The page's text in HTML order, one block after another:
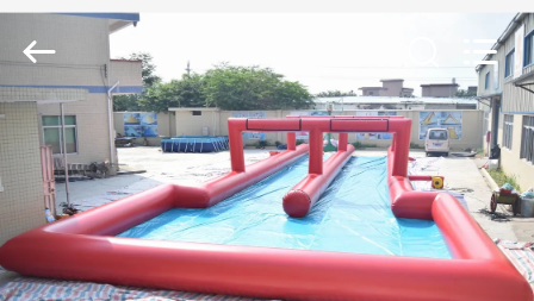
MAISON
PRODUITS
VIDÉOS
Guangzhou
Inflatables
Factory.
Rights
Reserved.